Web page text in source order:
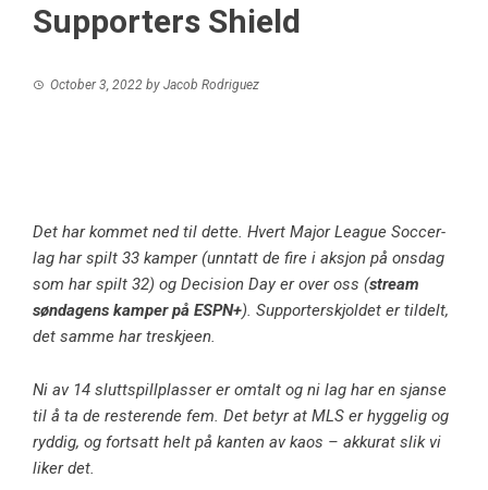
Supporters Shield
October 3, 2022 by Jacob Rodriguez
Det har kommet ned til dette. Hvert Major League Soccer-
lag har spilt 33 kamper (unntatt de fire i aksjon på onsdag
som har spilt 32) og Decision Day er over oss (stream
søndagens kamper på ESPN+). Supporterskjoldet er tildelt,
det samme har treskjeen.
Ni av 14 sluttspillplasser er omtalt og ni lag har en sjanse
til å ta de resterende fem. Det betyr at MLS er hyggelig og
ryddig, og fortsatt helt på kanten av kaos – akkurat slik vi
liker det.